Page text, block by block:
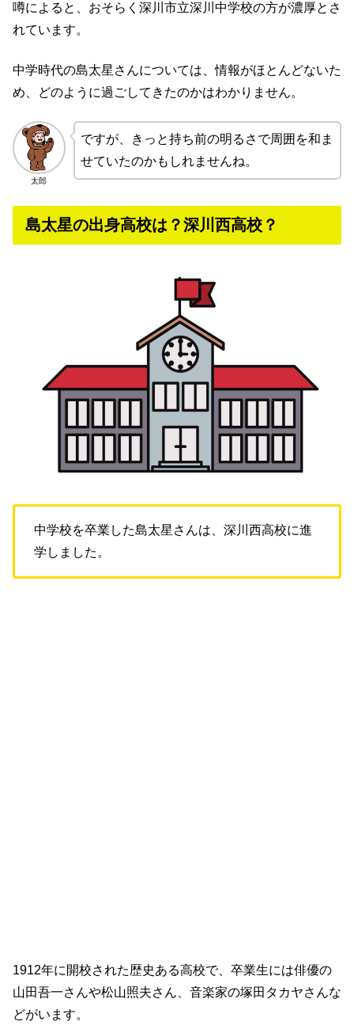
噂によると、おそらく深川市立深川中学校の方が濃厚とさ
れています。
中学時代の島太星さんについては、情報がほとんどないた
め、どのように過ごしてきたのかはわかりません。
太郎
ですが、きっと持ち前の明るさで周囲を和ま
せていたのかもしれませんね。
島太星の出身高校は？深川西高校？
中学校を卒業した島太星さんは、深川西高校に進
学しました。
1912年に開校された歴史ある高校で、卒業生には俳優の
山田吾一さんや松山照夫さん、音楽家の塚田タカヤさんな
どがいます。